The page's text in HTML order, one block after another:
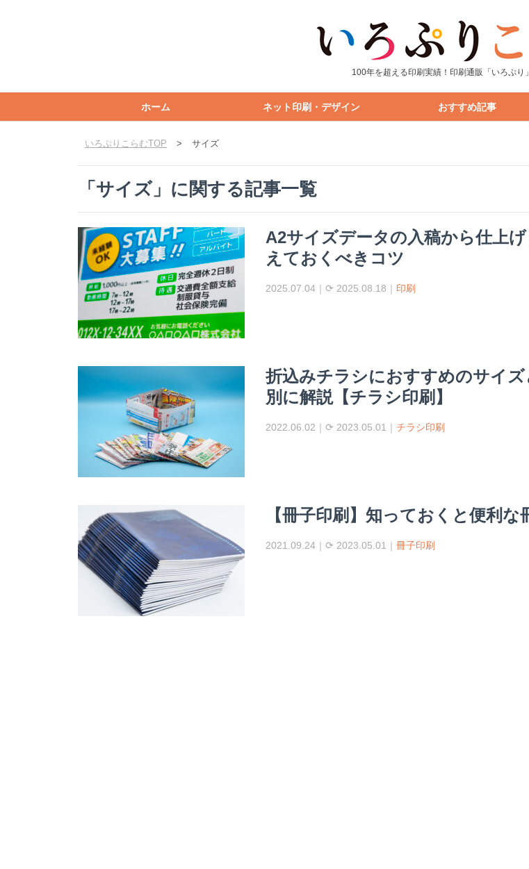
100年を超える印刷実績！印刷通販「いろぷり
ホーム ネット印刷・デザイン おすすめ記事
いろぷりこらむTOP > サイズ
「 サイズ」に関する記事一覧
A2サイズデータの入稿から仕上
えておくべきコツ
2025.07.04｜⟳ 2025.08.18｜ 印刷
折込みチラシにおすすめのサイズ
別に解説【チラシ印刷】
2022.06.02｜⟳ 2023.05.01｜ チラシ印刷
【冊子印刷】知っておくと便利な
2021.09.24｜⟳ 2023.05.01｜ 冊子印刷